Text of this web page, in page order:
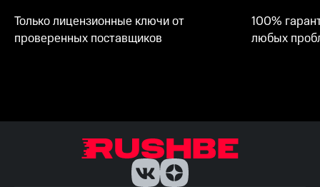
Только лицензионные ключи от
проверенных поставщиков
100%
любых